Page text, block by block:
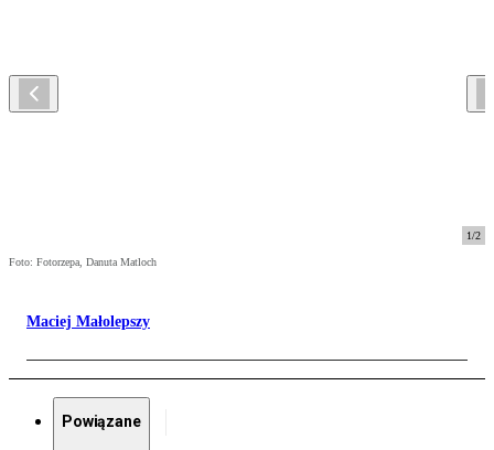
1/2
Foto: Fotorzepa, Danuta Matloch
Maciej Małolepszy
Powiązane